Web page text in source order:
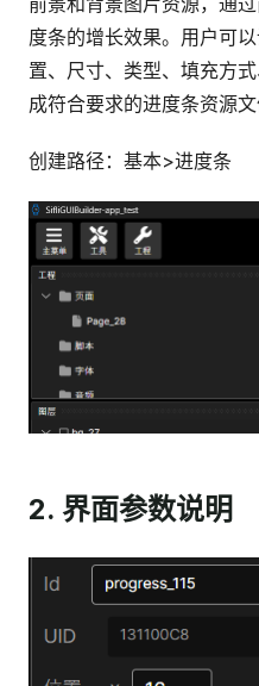
度条的增长效果。用户可
置、尺寸、类型、填充方
成符合要求的进度条资源
创建路径：基本>进度条
2. 界面参数说明